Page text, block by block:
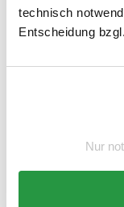
technisch
Entscheidung
Nur